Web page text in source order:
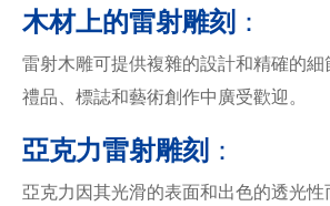
木材上的雷射雕刻 ：
雷射木雕可提供複雜的設計和精確的
禮品、標誌和藝術創作中廣受歡迎。
亞克力雷射雕刻 ：
亞克力因其光滑的表面和出色的透光